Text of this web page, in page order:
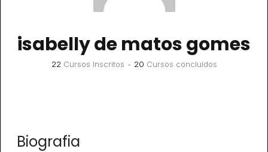
isabelly de matos gomes
22 Cursos Inscritos • 20 Cursos concluídos
Biografia